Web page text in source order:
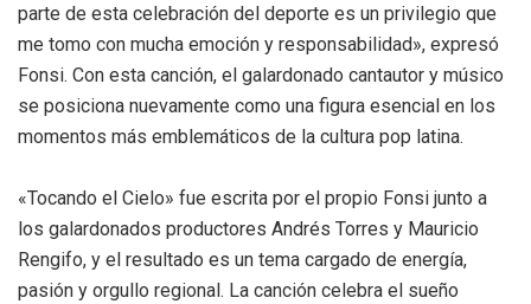
parte de esta celebración del deporte es un privilegio que
me tomo con mucha emoción y responsabilidad», expresó
Fonsi. Con esta canción, el galardonado cantautor y músico
se posiciona nuevamente como una figura esencial en los
momentos más emblemáticos de la cultura pop latina.
«Tocando el Cielo» fue escrita por el propio Fonsi junto a
los galardonados productores Andrés Torres y Mauricio
Rengifo, y el resultado es un tema cargado de energía,
pasión y orgullo regional. La canción celebra el sueño